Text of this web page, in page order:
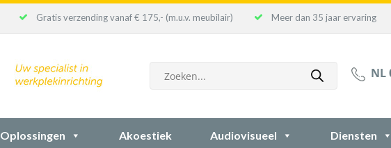
Gratis verzending vanaf € 175,- (m.u.v. meubilair) Meer dan 35 jaar ervaring
zoeken NL
Oplossingen Akoestiek Audiovisueel Diensten